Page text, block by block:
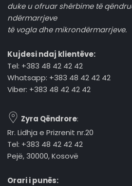
duke u ofruar shërbime të
ndërmarrjeve
të vogla dhe mikrondërmarrjeve.
Kujdesi ndaj klientëve:
Tel: +383 48 42 42 42
Whatsapp: +383 48 42 42 42
Viber: +383 48 42 42 42
Zyra Qëndrore:
Rr. Lidhja e Prizrenit nr.20
Tel: +383 48 42 42 42
Pejë, 30000, Kosovë
Orari i punës: